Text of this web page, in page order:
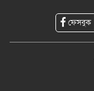
ফেসবুক